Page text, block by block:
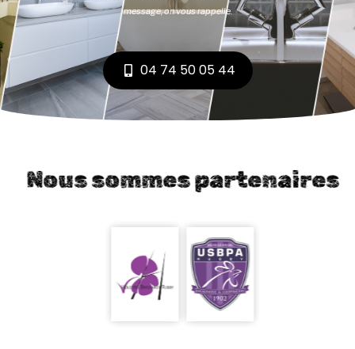
message, on vous rappelle.
04 74 50 05 44
Nous sommes partenaires